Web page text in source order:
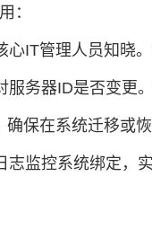
：
IT管理人员知晓
务器ID是否变更
保在系统迁移或
监控系统绑定，